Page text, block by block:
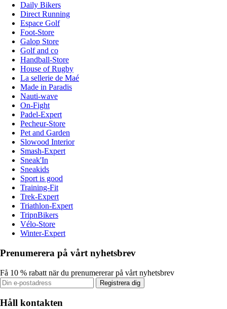
Daily Bikers
Direct Running
Espace Golf
Foot-Store
Galop Store
Golf and co
Handball-Store
House of Rugby
La sellerie de Maé
Made in Paradis
Nauti-wave
On-Fight
Padel-Expert
Pecheur-Store
Pet and Garden
Slowood Interior
Smash-Expert
Sneak'In
Sneakids
Sport is good
Training-Fit
Trek-Expert
Triathlon-Expert
TripnBikers
Vélo-Store
Winter-Expert
Prenumerera på vårt nyhetsbrev
Få 10 % rabatt när du prenumererar på vårt nyhetsbrev
Registrera dig
Håll kontakten